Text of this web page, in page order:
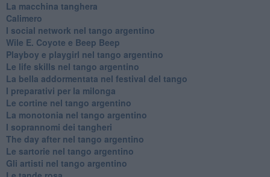
La macchina tanghera
Calimero
​I social network nel tango argentino
Wile E. Coyote e Beep Beep
Playboy e playgirl nel tango argentino
Le life skills nel tango argentino
La bella addormentata nel festival del tango
I preparativi per la milonga
Le cortine nel tango argentino
La monotonia nel tango argentino
I soprannomi dei tangheri
The day after nel tango argentino
Le sartorie nel tango argentino
Gli artisti nel tango argentino